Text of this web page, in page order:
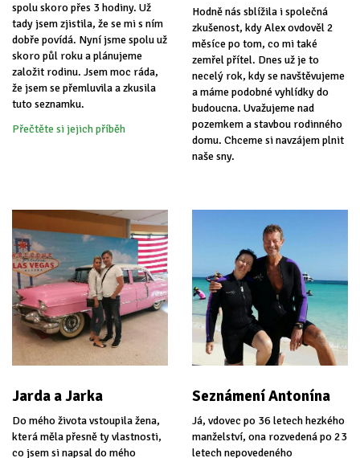
spolu skoro přes 3 hodiny. Už
tady jsem zjistila, že se mi s ním
dobře povídá. Nyní jsme spolu už
skoro půl roku a plánujeme
založit rodinu. Jsem moc ráda,
že jsem se přemluvila a zkusila
tuto seznamku.
Přečtěte si jejich příběh
Hodně nás sblížila i společná
zkušenost, kdy Alex ovdověl 2
měsíce po tom, co mi také
zemřel přítel. Dnes už je to
necelý rok, kdy se navštěvujeme
a máme podobné vyhlídky do
budoucna. Uvažujeme nad
pozemkem a stavbou rodinného
domu. Chceme si navzájem plnit
naše sny.
Jarda a Jarka
Do mého života vstoupila žena,
která měla přesně ty vlastnosti,
co jsem si napsal do mého
Seznámení Antonína
Já, vdovec po 36 letech hezkého
manželství, ona rozvedená po 23
letech nepovedeného